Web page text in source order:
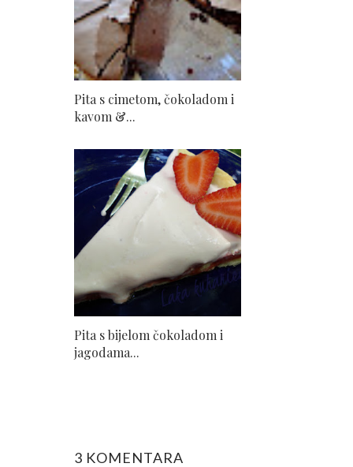
Pita s cimetom, čokoladom i
kavom &...
Pita s bijelom čokoladom i
jagodama...
3 KOMENTARA